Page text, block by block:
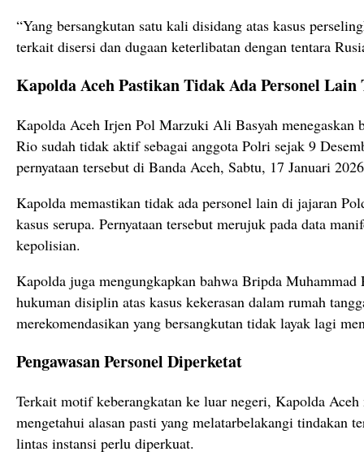
“Yang bersangkutan satu kali disidang atas kasus
terkait disersi dan dugaan keterlibatan dengan tentara
Kapolda Aceh Pastikan Tidak Ada Personel
Kapolda Aceh Irjen Pol Marzuki Ali Basyah menegaskan
Rio sudah tidak aktif sebagai anggota Polri sejak 9
pernyataan tersebut di Banda Aceh, Sabtu, 17 Januari
Kapolda memastikan tidak ada personel lain di jajaran
kasus serupa. Pernyataan tersebut merujuk pada data
kepolisian.
Kapolda juga mengungkapkan bahwa Bripda Muhammad
hukuman disiplin atas kasus kekerasan dalam rumah
merekomendasikan yang bersangkutan tidak layak lagi
Pengawasan Personel Diperketat
Terkait motif keberangkatan ke luar negeri, Kapolda Aceh
mengetahui alasan pasti yang melatarbelakangi tindakan
lintas instansi perlu diperkuat.